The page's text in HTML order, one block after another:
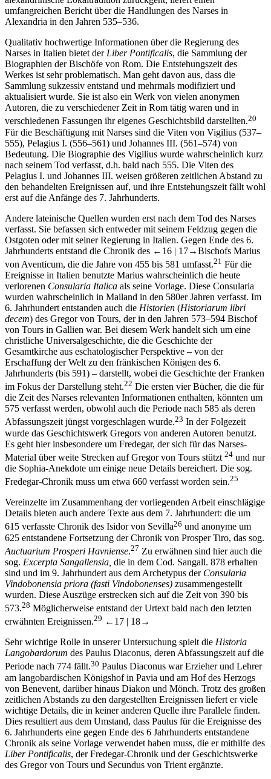
umfangreichen Bericht über die Handlungen des Narses in
Alexandria in den Jahren 535–536.
Qualitativ hochwertige Informationen über die Regierung des
Narses in Italien bietet der Liber Pontificalis, die Sammlung der
Biographien der Bischöfe von Rom. Die Entstehungszeit des
Werkes ist sehr problematisch. Man geht davon aus, dass die
Sammlung sukzessiv entstand und mehrmals modifiziert und
aktualisiert wurde. Sie ist also ein Werk von vielen anonymen
Autoren, die zu verschiedener Zeit in Rom tätig waren und in
verschiedenen Fassungen ihr eigenes Geschichtsbild darstellten.20
Für die Beschäftigung mit Narses sind die Viten von Vigilius (537–
555), Pelagius I. (556–561) und Johannes III. (561–574) von
Bedeutung. Die Biographie des Vigilius wurde wahrscheinlich kurz
nach seinem Tod verfasst, d.h. bald nach 555. Die Viten des
Pelagius I. und Johannes III. weisen größeren zeitlichen Abstand zu
den behandelten Ereignissen auf, und ihre Entstehungszeit fällt wohl
erst auf die Anfänge des 7. Jahrhunderts.
Andere lateinische Quellen wurden erst nach dem Tod des Narses
verfasst. Sie befassen sich entweder mit seinem Feldzug gegen die
Ostgoten oder mit seiner Regierung in Italien. Gegen Ende des 6.
Jahrhunderts entstand die Chronik des ←16 | 17→Bischofs Marius
von Aventicum, die die Jahre von 455 bis 581 umfasst.21 Für die
Ereignisse in Italien benutzte Marius wahrscheinlich die heute
verlorenen Consularia Italica als seine Vorlage. Diese Consularia
wurden wahrscheinlich in Mailand in den 580er Jahren verfasst. Im
6. Jahrhundert entstanden auch die Historien (Historiarum libri
decem) des Gregor von Tours, der in den Jahren 573–594 Bischof
von Tours in Gallien war. Bei diesem Werk handelt sich um eine
christliche Universalgeschichte, die die Geschichte der
Gesamtkirche aus eschatologischer Perspektive – von der
Erschaffung der Welt zu den fränkischen Königen des 6.
Jahrhunderts (bis 591) – darstellt, wobei die Geschichte der Franken
im Fokus der Darstellung steht.22 Die ersten vier Bücher, die die für
die Zeit des Narses relevanten Informationen enthalten, könnten um
575 verfasst werden, obwohl auch die Periode nach 585 als deren
Abfassungszeit jüngst vorgeschlagen wurde.23 In der Folgezeit
wurde das Geschichtswerk Gregors von anderen Autoren benutzt.
Es geht hier insbesondere um Fredegar, der sich für das Narses-
Material über weite Strecken auf Gregor von Tours stützt 24 und nur
die Sophia-Anekdote um einige neue Details bereichert. Die sog.
Fredegar-Chronik muss um etwa 660 verfasst worden sein.25
Vereinzelte im Zusammenhang der vorliegenden Arbeit einschlägige
Details bieten auch andere Texte aus dem 7. Jahrhundert: die um
615 verfasste Chronik des Isidor von Sevilla26 und anonyme um
625 entstandene Fortsetzung der Chronik von Prosper Tiro, das sog.
Auctuarium Prosperi Havniense.27 Zu erwähnen sind hier auch die
sog. Excerpta Sangallensia, die in dem Cod. Sangall. 878 erhalten
sind und im 9. Jahrhundert aus dem Archetypus der Consularia
Vindobonensia priora (fasti Vindobonenses) zusammengestellt
wurden. Diese Auszüge erstrecken sich auf die Zeit von 390 bis
573.28 Möglicherweise entstand der Urtext bald nach den letzten
erwähnten Ereignissen.29 ←17 |
18→
Sehr wichtige Rolle in unserer Untersuchung spielt die Historia
Langobardorum des Paulus Diaconus, deren Abfassungszeit auf die
Periode nach 774 fällt.30 Paulus Diaconus war Erzieher und Lehrer
am langobardischen Königshof in Pavia und am Hof des Herzogs
von Benevent, darüber hinaus Diakon und Mönch. Trotz des großen
zeitlichen Abstands zu den dargestellten Ereignissen liefert er viele
wichtige Details, die in keiner anderen Quelle ihre Parallele finden.
Dies resultiert aus dem Umstand, dass Paulus für die Ereignisse des
6. Jahrhunderts eine gegen Ende des 6 Jahrhunderts entstandene
Chronik als seine Vorlage verwendet haben muss, die er mithilfe des
Liber Pontificalis, der Fredegar-Chronik und der Geschichtswerke
des Gregor von Tours und Secundus von Trient ergänzte.